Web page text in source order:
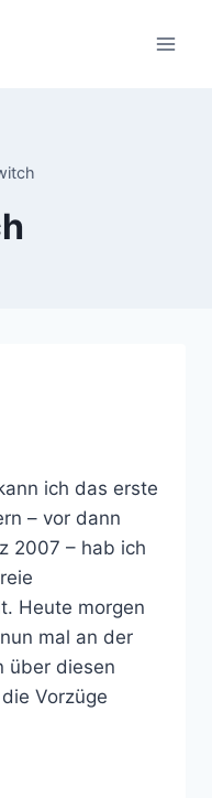
ich das erste
– vor dann
2007 – hab ich
Heute morgen
mal an der
über diesen
Vorzüge